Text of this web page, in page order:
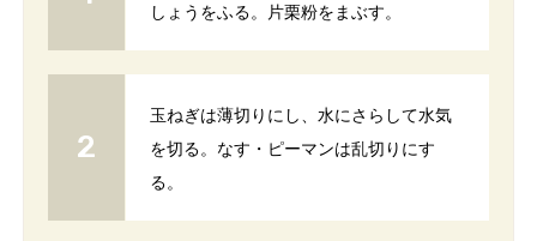
しょうをふる。片栗粉をまぶす。
玉ねぎは薄切りにし、水にさらして水気
を切る。なす・ピーマンは乱切りにす
る。